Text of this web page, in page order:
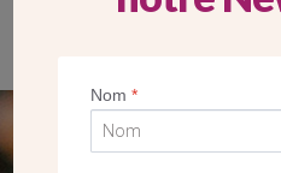
Jérôme Buvat (à g.) lors de la
SEUL VOTRE DON
Nom*